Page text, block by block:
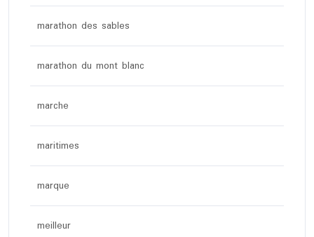
marathon des sables
marathon du mont blanc
marche
maritimes
marque
meilleur